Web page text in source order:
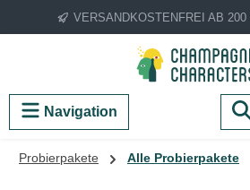
Zum Hauptinhalt springen
VERSANDKOSTENFREI AB
Navigation
Probierpakete Alle Probierpakete